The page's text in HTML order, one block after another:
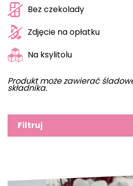
Bez czekolady
Zdjęcie na opłatku
Na ksylitolu
Produkt może zawierać
składnika.
Filtruj